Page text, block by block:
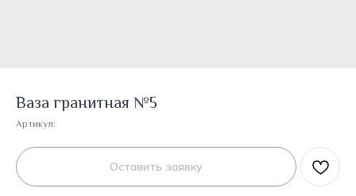
Ваза гранитная №5
Артикул:
Оставить заявку